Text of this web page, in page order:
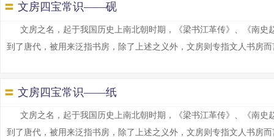
〓 文房四宝常识——砚
文房之名，起于我国历史上南北朝时期，《梁书江革传》、《南
到了唐代，被用来泛指书房，除了上述之义外，文房则专指文人书房
〓 文房四宝常识——纸
文房之名，起于我国历史上南北朝时期，《梁书江革传》、《南
到了唐代，被用来泛指书房，除了上述之义外，文房则专指文人书房